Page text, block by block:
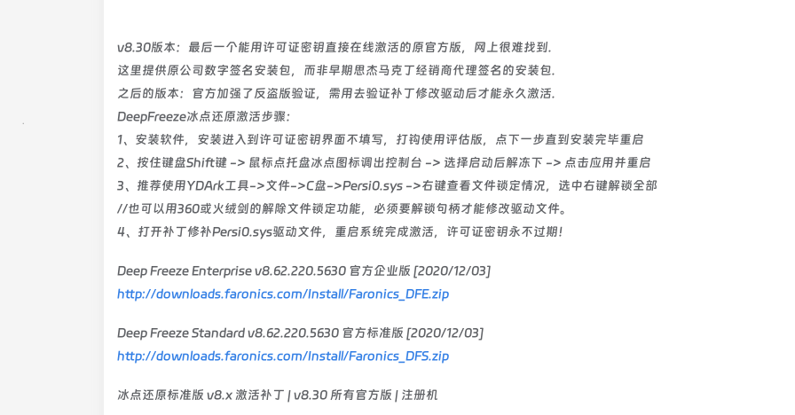
v8.30版本：最后一个能用许可证密钥直接在线激活的原官方版，网上很难找到.
这里提供原公司数字签名安装包，而非早期思杰马克丁经销商代理签名的安装包.
之后的版本：官方加强了反盗版验证，需用去验证补丁修改驱动后才能永久激活.
DeepFreeze冰点还原激活步骤：
1、安装软件，安装进入到许可证密钥界面不填写，打钩使用评估版，点下一步直到安装完毕重启
2、按住键盘Shift键 -> 鼠标点托盘冰点图标调出控制台 -> 选择启动后解冻下 -> 点击应用并重启
3、推荐使用YDArk工具->文件->C盘->Persi0.sys ->右键查看文件锁定情况，选中右键解锁全部
//也可以用360或火绒剑的解除文件锁定功能，必须要解锁句柄才能修改驱动文件。
4、打开补丁修补Persi0.sys驱动文件，重启系统完成激活，许可证密钥永不过期！
Deep Freeze Enterprise v8.62.220.5630 官方企业版 [2020/12/03]
http://downloads.faronics.com/Install/Faronics_DFE.zip
Deep Freeze Standard v8.62.220.5630 官方标准版 [2020/12/03]
http://downloads.faronics.com/Install/Faronics_DFS.zip
冰点还原标准版 v8.x 激活补丁 | v8.30 所有官方版 | 注册机